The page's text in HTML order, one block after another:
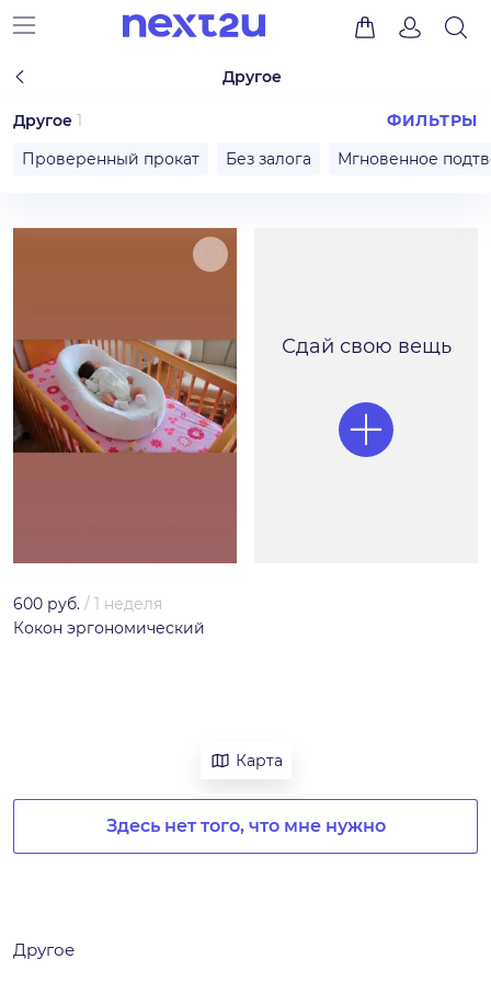
Другое
Другое 1
ФИЛЬТРЫ
Проверенный прокат
Без залога Мгновенное
600 руб. / 1 неделя
Кокон эргономический
Сдай свою вещь
Карта
Здесь нет того, что мне нужно
Другое